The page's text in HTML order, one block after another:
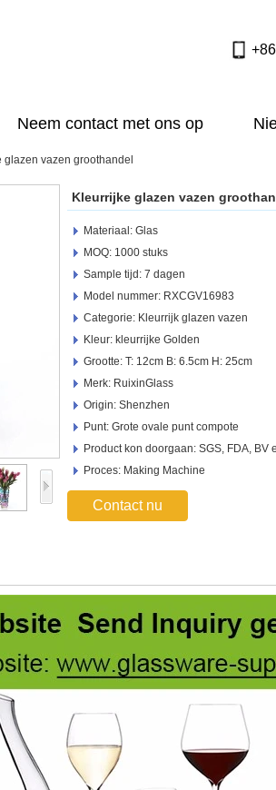
Neem contact met ons op
glazen vazen ​​groothandel
Kleurrijke glazen vazen
Materiaal: Glas
MOQ: 1000 stuks
Sample tijd: 7 dagen
Model nummer: RXCGV16983
Categorie: Kleurrijk glazen vazen
Kleur: kleurrijke Golden
Grootte: T: 12cm B: 6.5cm H: 25cm
Merk: RuixinGlass
Origin: Shenzhen
Punt: Grote ovale punt compote
Product kon doorgaan: SGS, FDA, BV
Proces: Making Machine
Contact nu